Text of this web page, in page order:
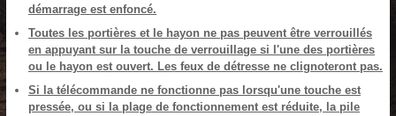
démarrage est enfoncé.
Toutes les portières et le hayon ne pas peuvent être verrouillés
en appuyant sur la touche de verrouillage si l'une des portières
ou le hayon est ouvert. Les feux de détresse ne clignoteront pas.
Si la télécommande ne fonctionne pas lorsqu'une touche est
pressée, ou si la plage de fonctionnement est réduite, la pile